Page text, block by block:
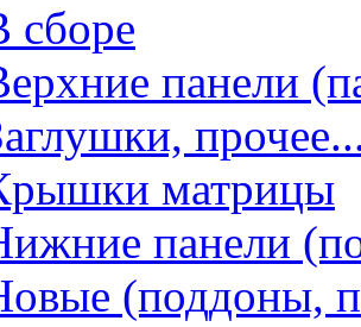
сборе
панели
матрицы
панели
(поддоны,